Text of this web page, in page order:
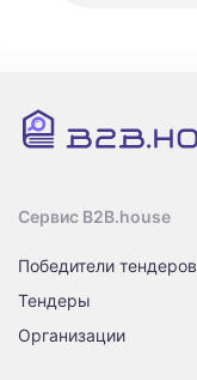
Сервис B2B.house
Победители тендеров
Тендеры
Организации